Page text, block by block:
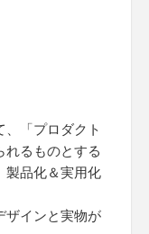
「プロダクト
れるものとする
製品化＆実用化
ザインと実物が